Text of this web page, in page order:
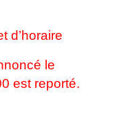
d’horaire
le
est reporté.